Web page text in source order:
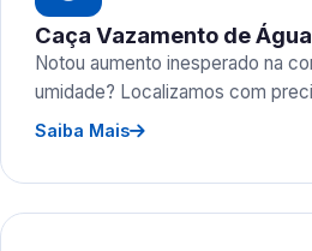
Caça Vazamento de Água
Notou aumento inesperado na
umidade? Localizamos com
Saiba Mais